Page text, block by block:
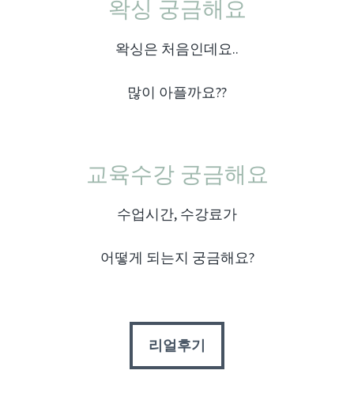
왁싱 궁금해요
왁싱은 처음인데요..
많이 아플까요??
교육수강 궁금해요
수업시간, 수강료가
어떻게 되는지 궁금해요?
리얼후기